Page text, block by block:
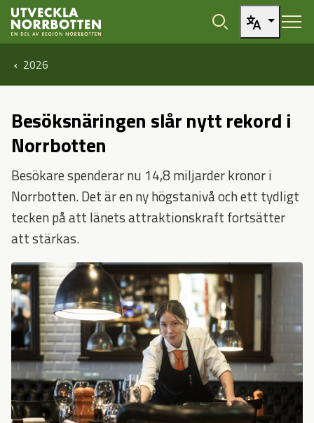
Öppna sidans huvudnavigering
Hoppa till sidans innehåll
2026
Besöksnäringen slår nytt rekord i
Norrbotten
Besökare spenderar nu 14,8 miljarder kronor i
Norrbotten. Det är en ny högstanivå och ett tydligt
tecken på att länets attraktionskraft fortsätter
att stärkas.